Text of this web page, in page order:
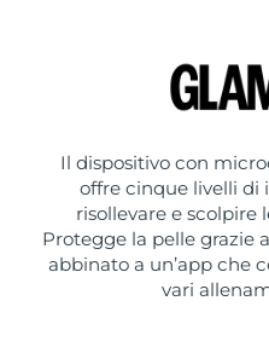
Il dispositivo con
offre cinque livelli di
risollevare e scolpire
Protegge la pelle grazie
abbinato a un’app che
vari